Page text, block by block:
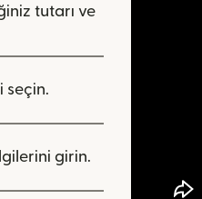
tutarı ve
seçin.
girin.